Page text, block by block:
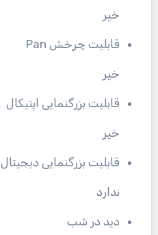
خیر
قابلیت چرخش Pan
خیر
قابلیت بزرگنمایی اپتیکال
خیر
قابلیت بزرگنمایی دیجیتال
ندارد
دید در شب